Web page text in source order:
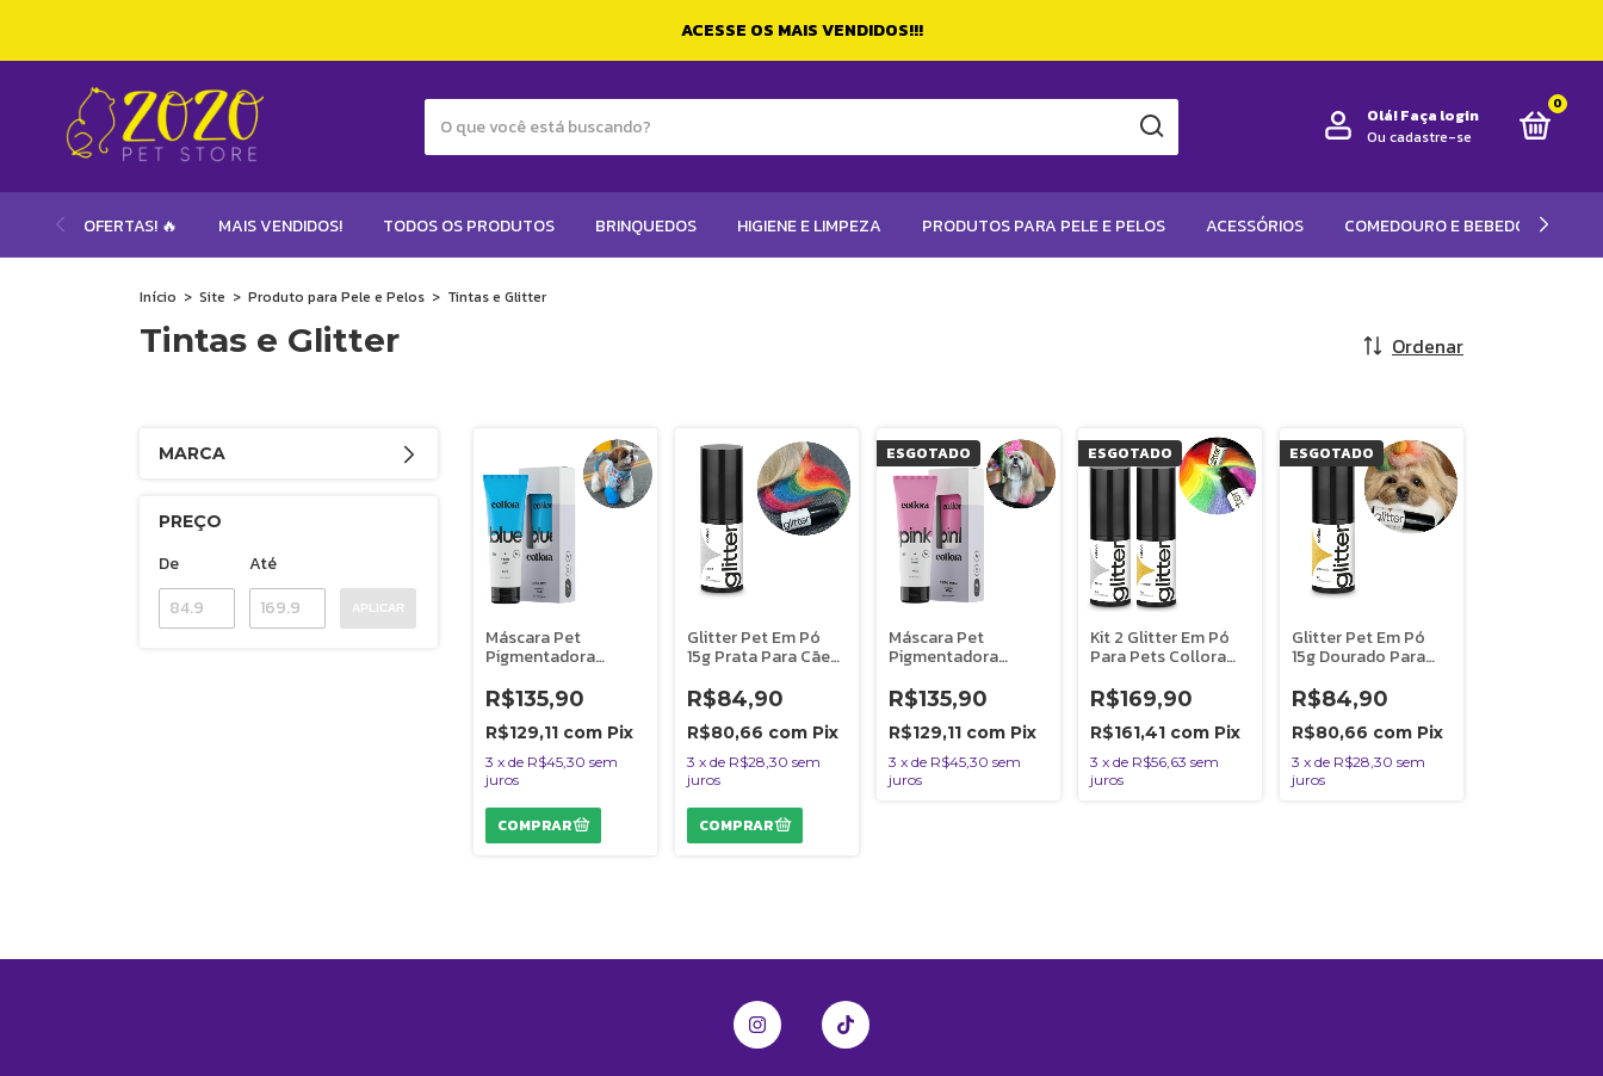
ACESSE OS MAIS VENDIDOS!!!
Olá!Faça login
Ou cadastre-se
0
OFERTAS! 🔥 MAIS VENDIDOS! TODOS OS PRODUTOS BRINQUEDOS HIGIENE E LIMPEZA PRODUTOS PARA PELE E PELOS ACESSÓRIOS COMEDOURO E BEBEDOUROS
Início > Site > Produto para Pele e Pelos > Tintas e Glitter
Tintas e Glitter Ordenar
MARCA
PREÇO
De Até
APLICAR
Máscara Pet
Pigmentadora
Para Cães Bubbles
R$135,90
R$129,11 com Pix
3 x de R$45,30 sem
juros
Glitter Pet Em Pó
15g Prata Para Cães
R$84,90
R$80,66 com Pix
3 x de R$28,30 sem
juros
ESGOTADO
Máscara Pet
Pigmentadora
Para Cães Bubbles
R$135,90
R$129,11 com Pix
3 x de R$45,30 sem
juros
ESGOTADO
Kit 2 Glitter Em Pó
Para Pets Collora
Banho e Tosa
Bubbles
R$169,90
R$161,41 com Pix
3 x de R$56,63 sem
juros
ESGOTADO
Glitter Pet Em Pó
15g Dourado Para
R$84,90
R$80,66 com Pix
3 x de R$28,30 sem
juros